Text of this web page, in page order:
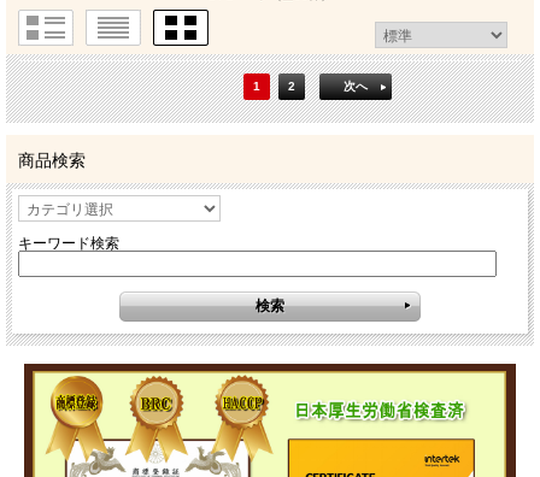
1 2 次へ
商品検索
キーワード検索